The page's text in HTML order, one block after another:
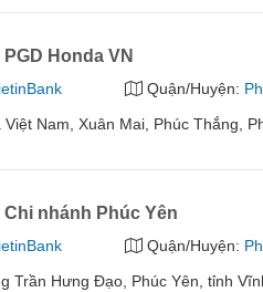
Honda VN
Quận/Huyện:
Việt Nam, Xuân Mai, Phúc Thắng,
nhánh Phúc Yên
Quận/Huyện:
Trần Hưng Đạo, Phúc Yên, tỉnh